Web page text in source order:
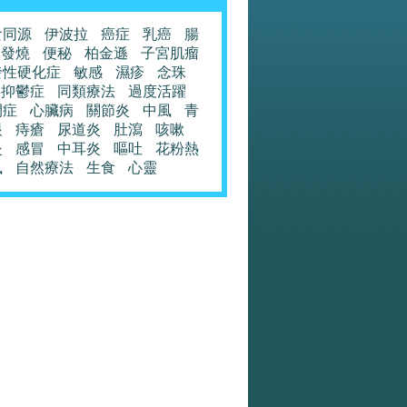
源 伊波拉 癌症 乳癌
腸
發燒
便秘 柏金遜
子宮肌瘤
硬化症
敏感 濕疹
念珠
抑鬱症
同類療法
過度活躍
心臟病 關節炎 中風
青
痔瘡 尿道炎 肚瀉
咳嗽
感冒 中耳炎 嘔吐
花粉熱
自然療法 生食 心靈